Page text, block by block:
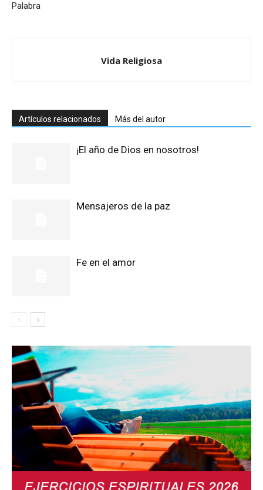
Palabra
Vida Religiosa
Artículos relacionados Más del autor
¡El año de Dios en nosotros!
Mensajeros de la paz
Fe en el amor